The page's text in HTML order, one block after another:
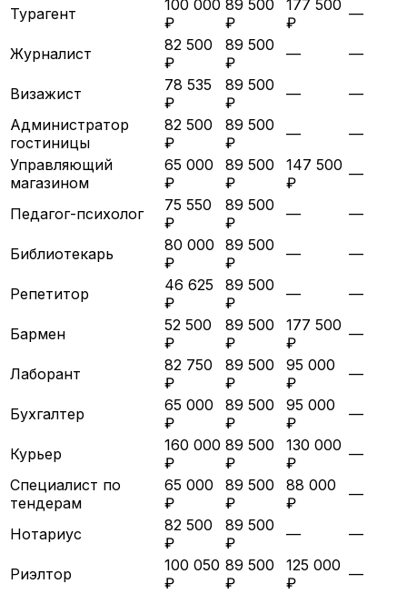
Турагент
100 000
₽
89 500
₽
177 500
₽
—
Журналист
82 500
₽
89 500
₽
— —
Визажист
78 535
₽
89 500
₽
—
—
Администратор
гостиницы
82 500
₽
89 500
₽
—
—
Управляющий
магазином
65 000
₽
89 500
₽
147 500
₽
—
Педагог-психолог
75 550
₽
89 500
₽
— —
Библиотекарь
80 000
₽
89 500
₽
— —
Репетитор
46 625
₽
89 500
₽
— —
Бармен
52 500
₽
89 500
₽
177 500
₽
—
Лаборант
82 750
₽
89 500
₽
95 000
₽
—
Бухгалтер
65 000
₽
89 500
₽
95 000
₽
—
Курьер
160 000
₽
89 500
₽
130 000
₽
—
Специалист по
тендерам
65 000
₽
89 500
₽
88 000
₽
—
Нотариус
82 500
₽
89 500
₽
— —
Риэлтор
100 050
₽
89 500
₽
125 000
₽
—